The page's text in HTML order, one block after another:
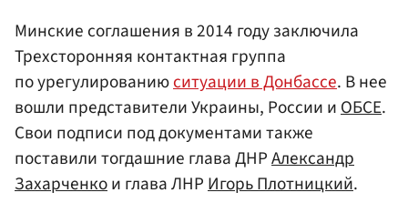
Минские соглашения в 2014 году заключила
Трехсторонняя контактная группа
по урегулированиюситуации в Донбассе. В нее
вошли представители Украины, России иОБСЕ.
Свои подписи под документами также
поставили тогдашние глава ДНРАлександр
Захарченкои глава ЛНРИгорь Плотницкий.